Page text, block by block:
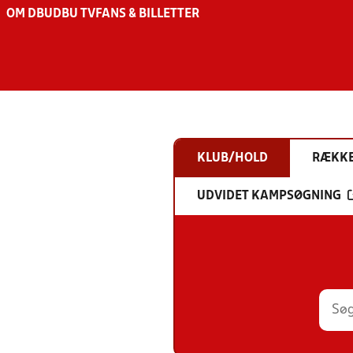
OM DBU DBU TV FANS & BILLETTER
KLUB/HOLD
UDVIDET KAMPSØGNING